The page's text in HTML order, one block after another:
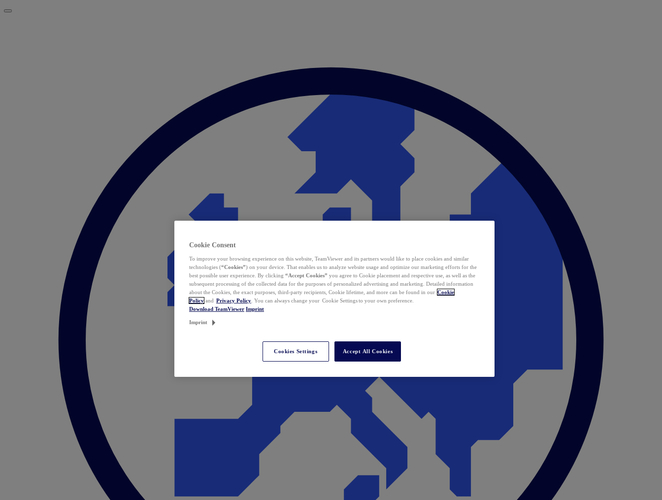
Cookie Consent
To improve your browsing experience on this website, TeamViewer and its partners would like to place cookies and similar
technologies (“Cookies”) on your device. That enables us to analyze website usage and optimize our marketing efforts for the
best possible user experience. By clicking “Accept Cookies” you agree to Cookie placement and respective use, as well as the
subsequent processing of the collected data for the purposes of personalized advertising and marketing. Detailed information
about the Cookies, the exact purposes, third-party recipients, Cookie lifetime, and more can be found in our Cookie
Policy and Privacy Policy . You can always change your Cookie Settings to your own preference.
Download TeamViewer Imprint
Imprint
Cookies Settings Accept All Cookies